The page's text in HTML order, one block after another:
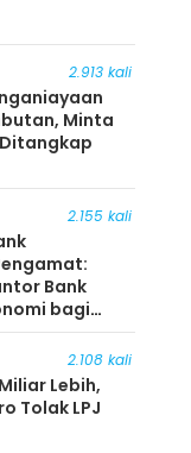
2.913 kali
Minta
2.155 kali
Bank
bagi
2.108 kali
Lebih,
Tolak LPJ